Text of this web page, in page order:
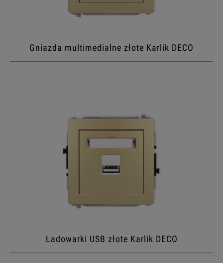
Gniazda multimedialne złote Karlik DECO
Ładowarki USB złote Karlik DECO